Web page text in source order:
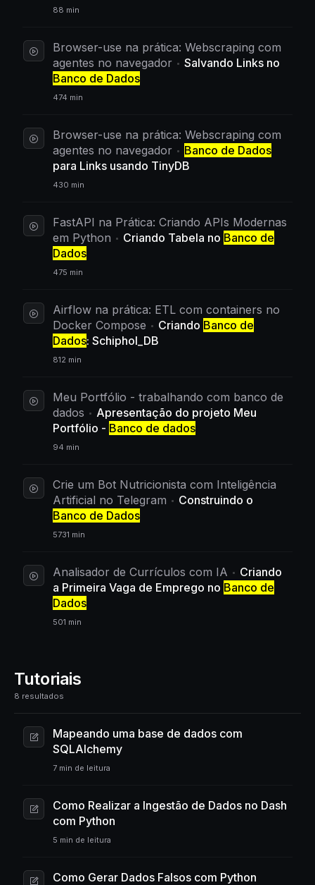
88 min
Browser-use na prática: Webscraping com
agentes no navegador
Salvando Links no
Banco de Dados
474 min
Browser-use na prática: Webscraping com
agentes no navegador
Banco de Dados
para Links usando TinyDB
430 min
FastAPI na Prática: Criando APIs Modernas
em Python
Criando Tabela no Banco de
Dados
475 min
Airflow na prática: ETL com containers no
Docker Compose
Criando Banco de
Dados: Schiphol_DB
812 min
Meu Portfólio - trabalhando com banco de
dados
Apresentação do projeto Meu
Portfólio - Banco de dados
94 min
Crie um Bot Nutricionista com Inteligência
Artificial no Telegram
Construindo o
Banco de Dados
5731 min
Analisador de Currículos com IA
Criando
a Primeira Vaga de Emprego no Banco de
Dados
501 min
Tutoriais
8 resultados
Mapeando uma base de dados com
SQLAlchemy
7 min de leitura
Como Realizar a Ingestão de Dados no Dash
com Python
5 min de leitura
Como Gerar Dados Falsos com Python